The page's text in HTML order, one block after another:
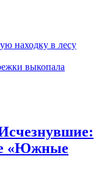
находку в лесу
выкопала
«Южные